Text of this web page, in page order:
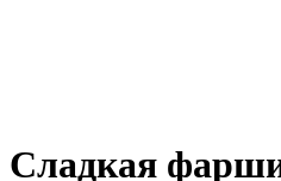
Сладкая